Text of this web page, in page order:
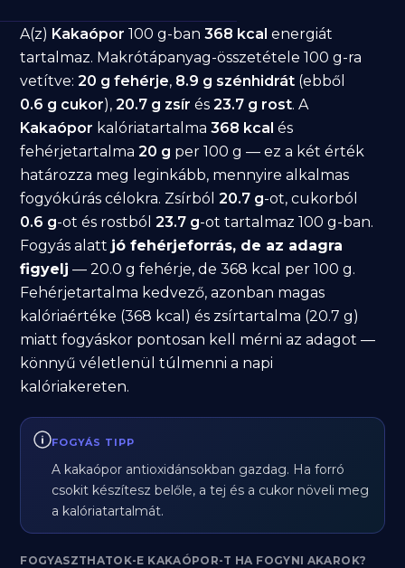
A(z) Kakaópor 100 g-ban368 kcal energiát
tartalmaz. Makrótápanyag-összetétele 100 g-ra
vetítve:20 g fehérje, 8.9 g szénhidrát (ebből
0.6 g cukor),20.7 g zsír és23.7 g rost. A
Kakaópor kalóriatartalma368 kcal és
fehérjetartalma20 g per 100 g — ez a két érték
határozza meg leginkább, mennyire alkalmas
fogyókúrás célokra. Zsírból20.7 g-ot, cukorból
0.6 g-ot és rostból23.7 g-ot tartalmaz 100 g-ban.
Fogyás alatt jó fehérjeforrás, de az adagra
figyelj — 20.0 g fehérje, de 368 kcal per 100 g.
Fehérjetartalma kedvező, azonban magas
kalóriaértéke (368 kcal) és zsírtartalma (20.7 g)
miatt fogyáskor pontosan kell mérni az adagot —
könnyű véletlenül túlmenni a napi
kalóriakereten.
FOGYÁS TIPP
A kakaópor antioxidánsokban gazdag. Ha forró
csokit készítesz belőle, a tej és a cukor növeli meg
a kalóriatartalmát.
FOGYASZTHATOK-E KAKAÓPOR-T HA FOGYNI AKAROK?